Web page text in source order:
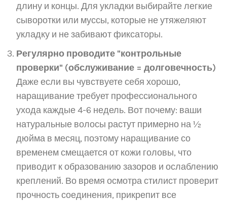
длину и концы. Для укладки выбирайте легкие
сыворотки или муссы, которые не утяжеляют
укладку и не забивают фиксаторы.
Регулярно проводите "контрольные
проверки" (обслуживание = долговечность)
Даже если вы чувствуете себя хорошо,
наращивание требует профессионального
ухода каждые 4-6 недель. Вот почему: ваши
натуральные волосы растут примерно на ½
дюйма в месяц, поэтому наращивание со
временем смещается от кожи головы, что
приводит к образованию зазоров и ослаблению
креплений. Во время осмотра стилист проверит
прочность соединения, прикрепит все